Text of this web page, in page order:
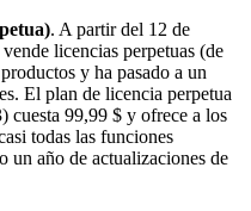
. A partir del 12 de
licencias perpetuas (de
y ha pasado a un
El plan de licencia perpetua
99,99 $ y ofrece a los
todas las funciones
un año de actualizaciones de